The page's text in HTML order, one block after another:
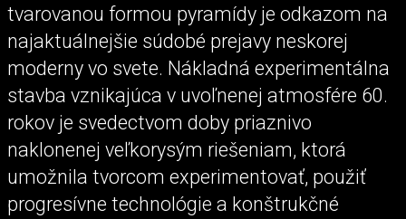
tvarovanou formou pyramídy je odkazom na
najaktuálnejšie súdobé prejavy neskorej
moderny vo svete. Nákladná experimentálna
stavba vznikajúca v uvoľnenej atmosfére 60.
rokov je svedectvom doby priaznivo
naklonenej veľkorysým riešeniam, ktorá
umožnila tvorcom experimentovať, použiť
progresívne technológie a konštrukčné